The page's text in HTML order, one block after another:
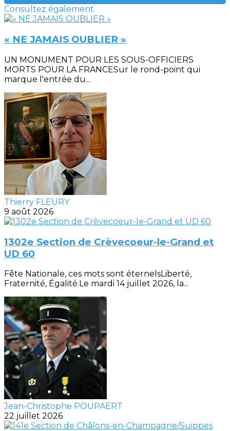
Consultez également
« NE JAMAIS OUBLIER »
UN MONUMENT POUR LES SOUS-OFFICIERS
MORTS POUR LA FRANCESur le rond-point qui
marque l'entrée du...
Thierry FLEURY
9 août 2026
1302e Section de Crèvecoeur-le-Grand et
UD 60
Fête Nationale, ces mots sont éternelsLiberté,
Fraternité, Égalité.Le mardi 14 juillet 2026, la...
Jean-Christophe POUPAERT
22 juillet 2026